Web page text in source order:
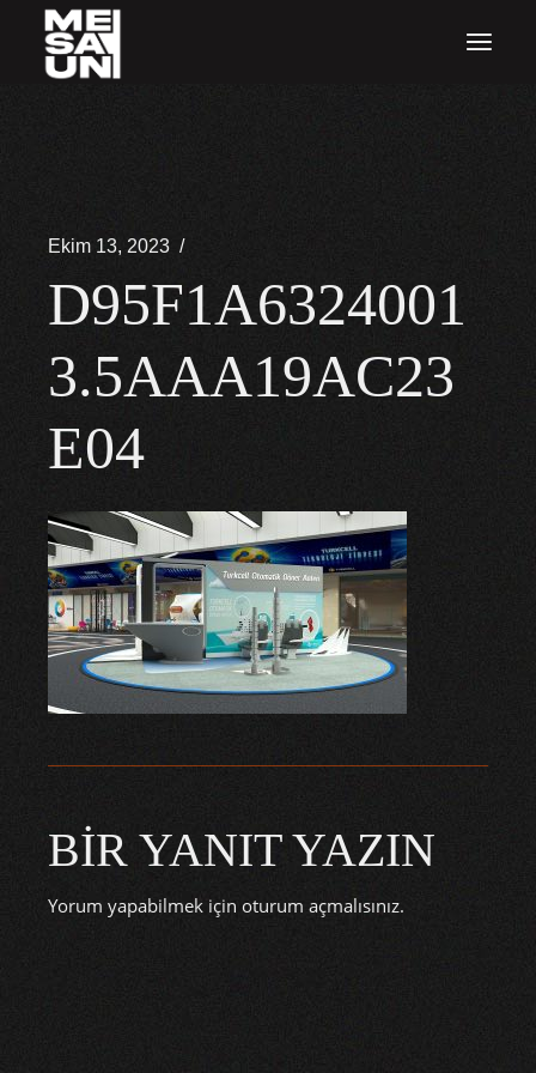
İçeriğe
Ekim 13, 2023
D95F1A6324001
3.5AAA19AC23
E04
BIR YANIT YAZIN
Yorum yapabilmek içinoturum açmalısınız.